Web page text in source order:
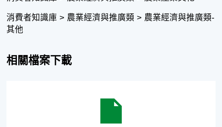
消費者知識庫 > 農業經濟與推廣類 > 農業經濟與推廣類-
其他
相關檔案下載